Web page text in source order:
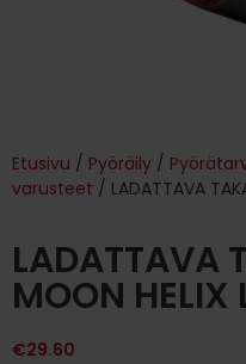
Etusivu / Pyöräily /
varusteet / LADATTAVA
LADATTAVA
MOON HELIX
€29.60